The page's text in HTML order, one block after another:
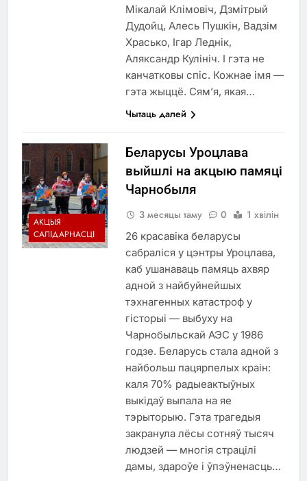
Мікалай Клімовіч, Дзмітрый
Дудойц, Алесь Пушкін, Вадзім
Храсько, Ігар Леднік,
Аляксандр Кулініч. І гэта не
канчатковы спіс. Кожнае імя —
гэта жыццё. Сям’я, якая…
Чытаць далей
АКЦЫЯ
САЛІДАРНАСЦІ
Беларусы Уроцлава
выйшлі на акцыю памяці
Чарнобыля
3 месяцы таму 0 1 хвілін
26 красавіка беларусы
сабраліся у цэнтры Уроцлава,
каб ушанаваць памяць ахвяр
адной з найбуйнейшых
тэхнагенных катастроф у
гісторыі — выбуху на
Чарнобыльскай АЭС у 1986
годзе. Беларусь стала адной з
найбольш пацярпелых краін:
каля 70% радыеактыўных
выкідаў выпала на яе
тэрыторыю. Гэта трагедыя
закранула лёсы сотняў тысяч
людзей — многія страцілі
дамы, здароўе і ўпэўненасць…